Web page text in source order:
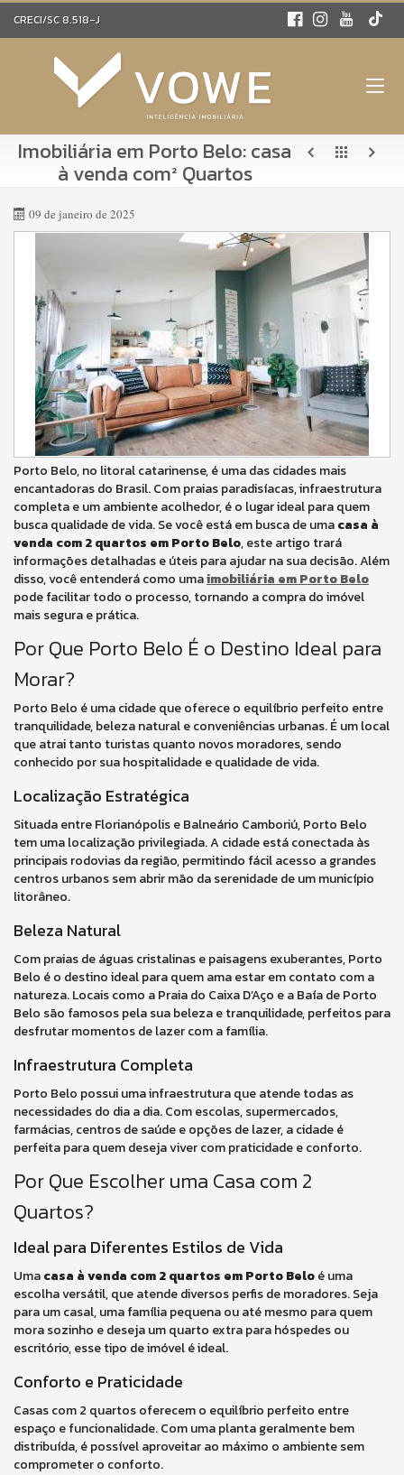
CRECI/SC 8.518-J
Imobiliária em Porto Belo: casa
à venda com² Quartos
09 de janeiro de 2025
Porto Belo, no litoral catarinense, é uma das cidades mais
encantadoras do Brasil. Com praias paradisíacas, infraestrutura
completa e um ambiente acolhedor, é o lugar ideal para quem
busca qualidade de vida. Se você está em busca de umacasa à
venda com 2 quartos em Porto Belo, este artigo trará
informações detalhadas e úteis para ajudar na sua decisão. Além
disso, você entenderá como umaimobiliária em Porto Belo
pode facilitar todo o processo, tornando a compra do imóvel
mais segura e prática.
Por Que Porto Belo É o Destino Ideal para
Morar?
Porto Belo é uma cidade que oferece o equilíbrio perfeito entre
tranquilidade, beleza natural e conveniências urbanas. É um local
que atrai tanto turistas quanto novos moradores, sendo
conhecido por sua hospitalidade e qualidade de vida.
Localização Estratégica
Situada entre Florianópolis e Balneário Camboriú, Porto Belo
tem uma localização privilegiada. A cidade está conectada às
principais rodovias da região, permitindo fácil acesso a grandes
centros urbanos sem abrir mão da serenidade de um município
litorâneo.
Beleza Natural
Com praias de águas cristalinas e paisagens exuberantes, Porto
Belo é o destino ideal para quem ama estar em contato com a
natureza. Locais como a Praia do Caixa D’Aço e a Baía de Porto
Belo são famosos pela sua beleza e tranquilidade, perfeitos para
desfrutar momentos de lazer com a família.
Infraestrutura Completa
Porto Belo possui uma infraestrutura que atende todas as
necessidades do dia a dia. Com escolas, supermercados,
farmácias, centros de saúde e opções de lazer, a cidade é
perfeita para quem deseja viver com praticidade e conforto.
Por Que Escolher uma Casa com 2
Quartos?
Ideal para Diferentes Estilos de Vida
Umacasa à venda com 2 quartos em Porto Beloé uma
escolha versátil, que atende diversos perfis de moradores. Seja
para um casal, uma família pequena ou até mesmo para quem
mora sozinho e deseja um quarto extra para hóspedes ou
escritório, esse tipo de imóvel é ideal.
Conforto e Praticidade
Casas com 2 quartos oferecem o equilíbrio perfeito entre
espaço e funcionalidade. Com uma planta geralmente bem
distribuída, é possível aproveitar ao máximo o ambiente sem
comprometer o conforto.